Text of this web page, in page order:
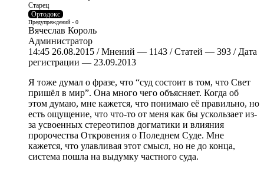
Старец
Ортодокс
Предупреждений - 0
Вячеслав Король
Администратор
14:45 26.08.2015 / Мнений — 1143 / Статей — 393 / Дата
регистрации — 23.09.2013
Я тоже думал о фразе, что “суд состоит в том, что Свет
пришёл в мир”. Она много чего объясняет. Когда об
этом думаю, мне кажется, что понимаю её правильно, но
есть ощущение, что что-то от меня как бы ускользает из-
за усвоенных стереотипов догматики и влияния
пророчества Откровения о Поледнем Суде. Мне
кажется, что улавливая этот смысл, но не до конца,
система пошла на выдумку частного суда.